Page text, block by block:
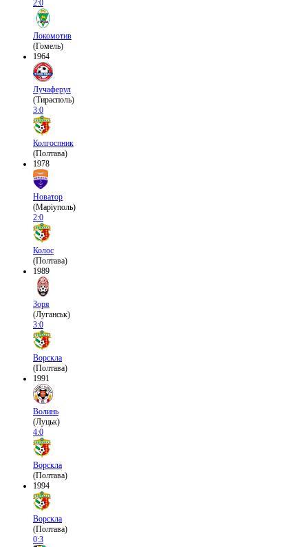
2:0
Локомотив
(Гомель)
1964
Лучаферул
(Тирасполь)
3:0
Колгоспник
(Полтава)
1978
Новатор
(Маріуполь)
2:0
Колос
(Полтава)
1989
Зоря
(Луганськ)
3:0
Ворскла
(Полтава)
1991
Волинь
(Луцьк)
4:0
Ворскла
(Полтава)
1994
Ворскла
(Полтава)
0:3